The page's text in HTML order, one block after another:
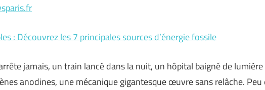
: Découvrez les 7 principales sources d’énergie fossile
jamais, un train lancé dans la nuit, un hôpital baigné de
anodines, une mécanique gigantesque œuvre sans relâche. Peu